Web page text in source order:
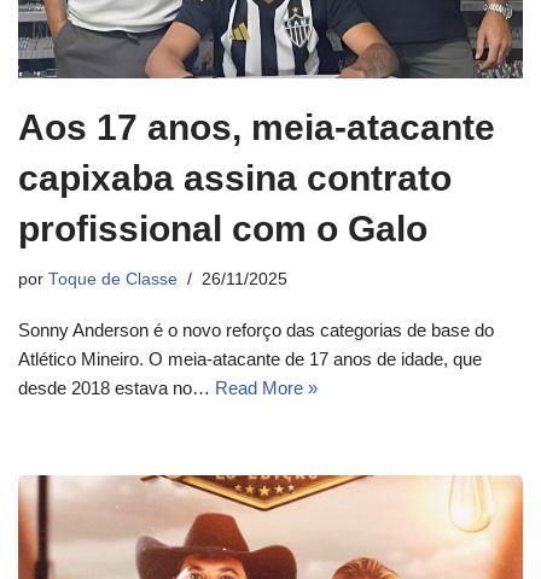
Aos 17 anos, meia-atacante
capixaba assina contrato
profissional com o Galo
por Toque de Classe 26/11/2025
Sonny Anderson é o novo reforço das categorias de base do
Atlético Mineiro. O meia-atacante de 17 anos de idade, que
desde 2018 estava no… Read More »